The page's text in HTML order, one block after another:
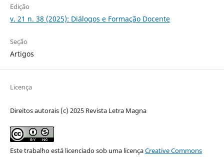
Edição
v. 21 n. 38 (2025): Diálogos e Formação Docente
Seção
Artigos
Licença
Direitos autorais (c) 2025 Revista Letra Magna
Este trabalho está licenciado sob uma licençaCreative Commons